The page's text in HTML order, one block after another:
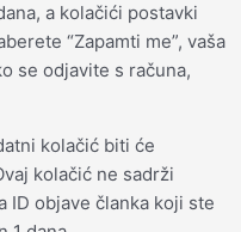
a kolačići postavki
“Zapamti me”, vaša
se odjavite s računa,
kolačić biti će
kolačić ne sadrži
ID objave članka koji ste